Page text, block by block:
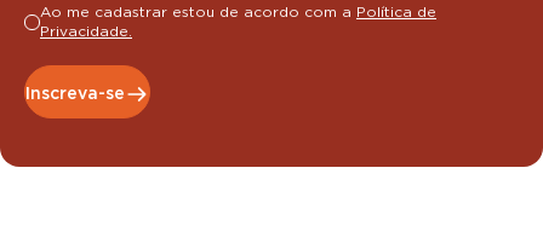
Ao me cadastrar estou de acordo com a Política de
Privacidade.
Inscreva-se